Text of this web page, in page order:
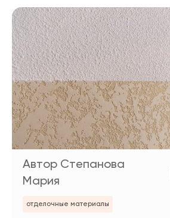
Автор Степанова
Мария
отделочные материалы